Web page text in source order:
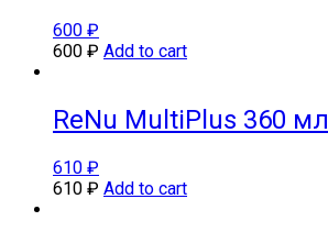
600 ₽
600 ₽ Add to cart
ReNu MultiPlus 360 мл
610 ₽
610 ₽ Add to cart